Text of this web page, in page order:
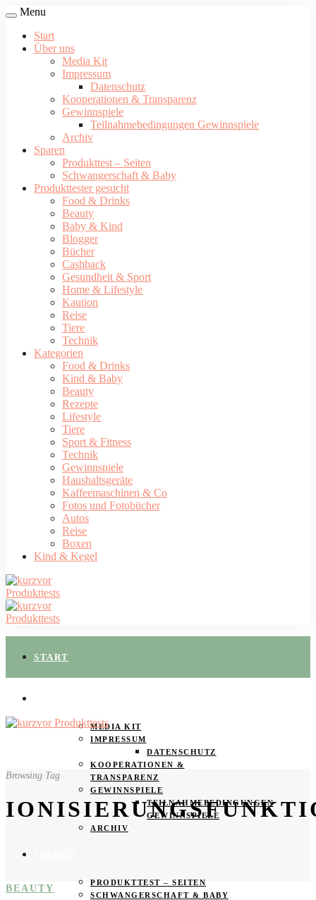
Menu
Start
Über uns
Media Kit
Impressum
Datenschutz
Kooperationen & Transparenz
Gewinnspiele
Teilnahmebedingungen Gewinnspiele
Archiv
Sparen
Produkttest – Seiten
Schwangerschaft & Baby
Produkttester gesucht
Food & Drinks
Beauty
Baby & Kind
Blogger
Bücher
Cashback
Gesundheit & Sport
Home & Lifestyle
Kaution
Reise
Tiere
Technik
Kategorien
Food & Drinks
Kind & Baby
Beauty
Rezepte
Lifestyle
Tiere
Sport & Fitness
Technik
Gewinnspiele
Haushaltsgeräte
Kaffeemaschinen & Co
Fotos und Fotobücher
Autos
Reise
Boxen
Kind & Kegel
START
MEDIA KIT
IMPRESSUM
DATENSCHUTZ
KOOPERATIONEN &
TRANSPARENZ
GEWINNSPIELE
TEILNAHMEBEDINGUNGEN
GEWINNSPIELE
ARCHIV
PRODUKTTEST – SEITEN
SCHWANGERSCHAFT & BABY
Browsing Tag
BEAUTY